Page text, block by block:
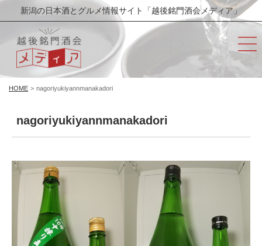
新潟の日本酒とグルメ情報サイト「越後銘門酒会メディア」
HOME > nagoriyukiyannmanakadori
nagoriyukiyannmanakadori